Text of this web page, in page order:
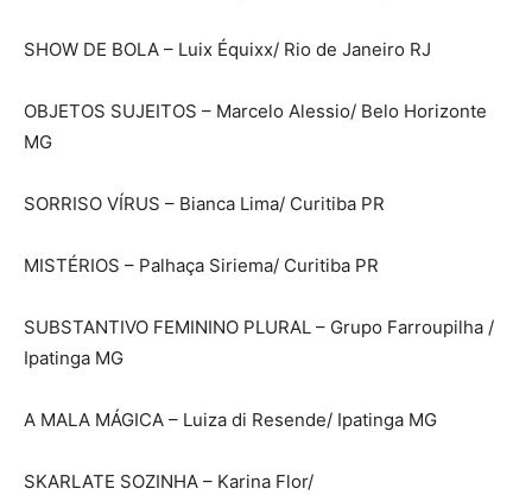
SHOW DE BOLA – Luix Équixx/ Rio de Janeiro RJ
OBJETOS SUJEITOS – Marcelo Alessio/ Belo Horizonte
MG
SORRISO VÍRUS – Bianca Lima/ Curitiba PR
MISTÉRIOS – Palhaça Siriema/ Curitiba PR
SUBSTANTIVO FEMININO PLURAL – Grupo Farroupilha /
Ipatinga MG
A MALA MÁGICA – Luiza di Resende/ Ipatinga MG
SKARLATE SOZINHA – Karina Flor/